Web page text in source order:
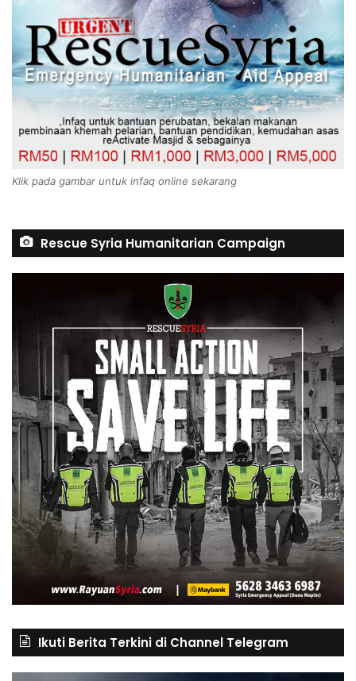
Klik pada gambar untuk infaq online sekarang
Rescue Syria Humanitarian Campaign
Ikuti Berita Terkini di Channel Telegram